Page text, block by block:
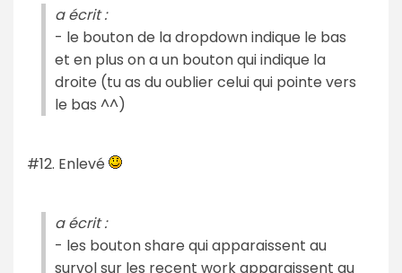
a écrit :
- le bouton de la dropdown indique le bas
et en plus on a un bouton qui indique la
droite (tu as du oublier celui qui pointe vers
le bas ^^)
#12. Enlevé
a écrit :
- les bouton share qui apparaissent au
survol sur les recent work apparaissent au